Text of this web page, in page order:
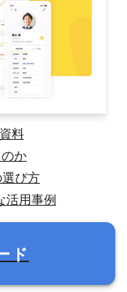
料
か
選び方
活用事例
ド